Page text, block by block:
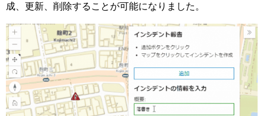
成、更新、削除することが可能になりました。